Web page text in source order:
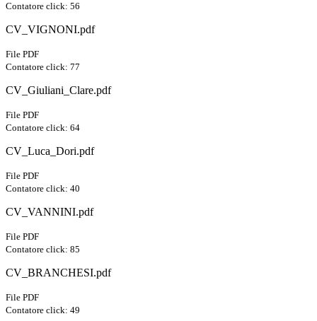
Contatore click: 56
CV_VIGNONI.pdf
File PDF
Contatore click: 77
CV_Giuliani_Clare.pdf
File PDF
Contatore click: 64
CV_Luca_Dori.pdf
File PDF
Contatore click: 40
CV_VANNINI.pdf
File PDF
Contatore click: 85
CV_BRANCHESI.pdf
File PDF
Contatore click: 49